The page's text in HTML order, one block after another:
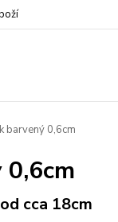
barvený 0,6cm
cca 18cm